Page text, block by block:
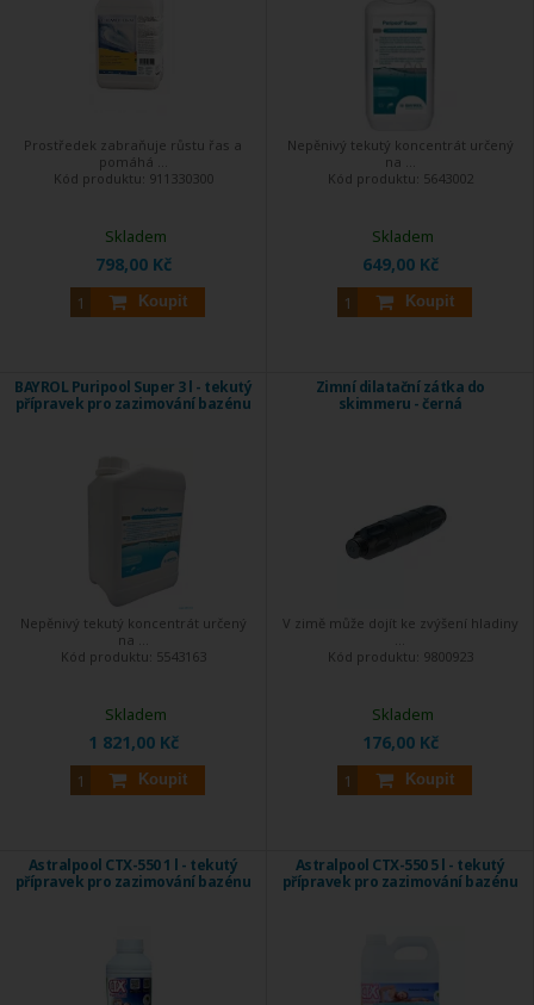
Prostředek zabraňuje růstu řas a
pomáhá ...
Kód produktu: 911330300
798,00 Kč
Koupit
Skladem
Nepěnivý tekutý koncentrát určený
na ...
Kód produktu: 5643002
649,00 Kč
Koupit
Skladem
BAYROL Puripool Super 3 l - tekutý
přípravek pro zazimování bazénu
Nepěnivý tekutý koncentrát určený
na ...
Kód produktu: 5543163
1 821,00 Kč
Koupit
Skladem
Zimní dilatační zátka do
skimmeru - černá
V zimě může dojít ke zvýšení hladiny
Kód produktu: 9800923
176,00 Kč
Koupit
Skladem
Astralpool CTX-550 1 l - tekutý
přípravek pro zazimování bazénu
Astralpool CTX-550 5 l - tekutý
přípravek pro zazimování bazénu